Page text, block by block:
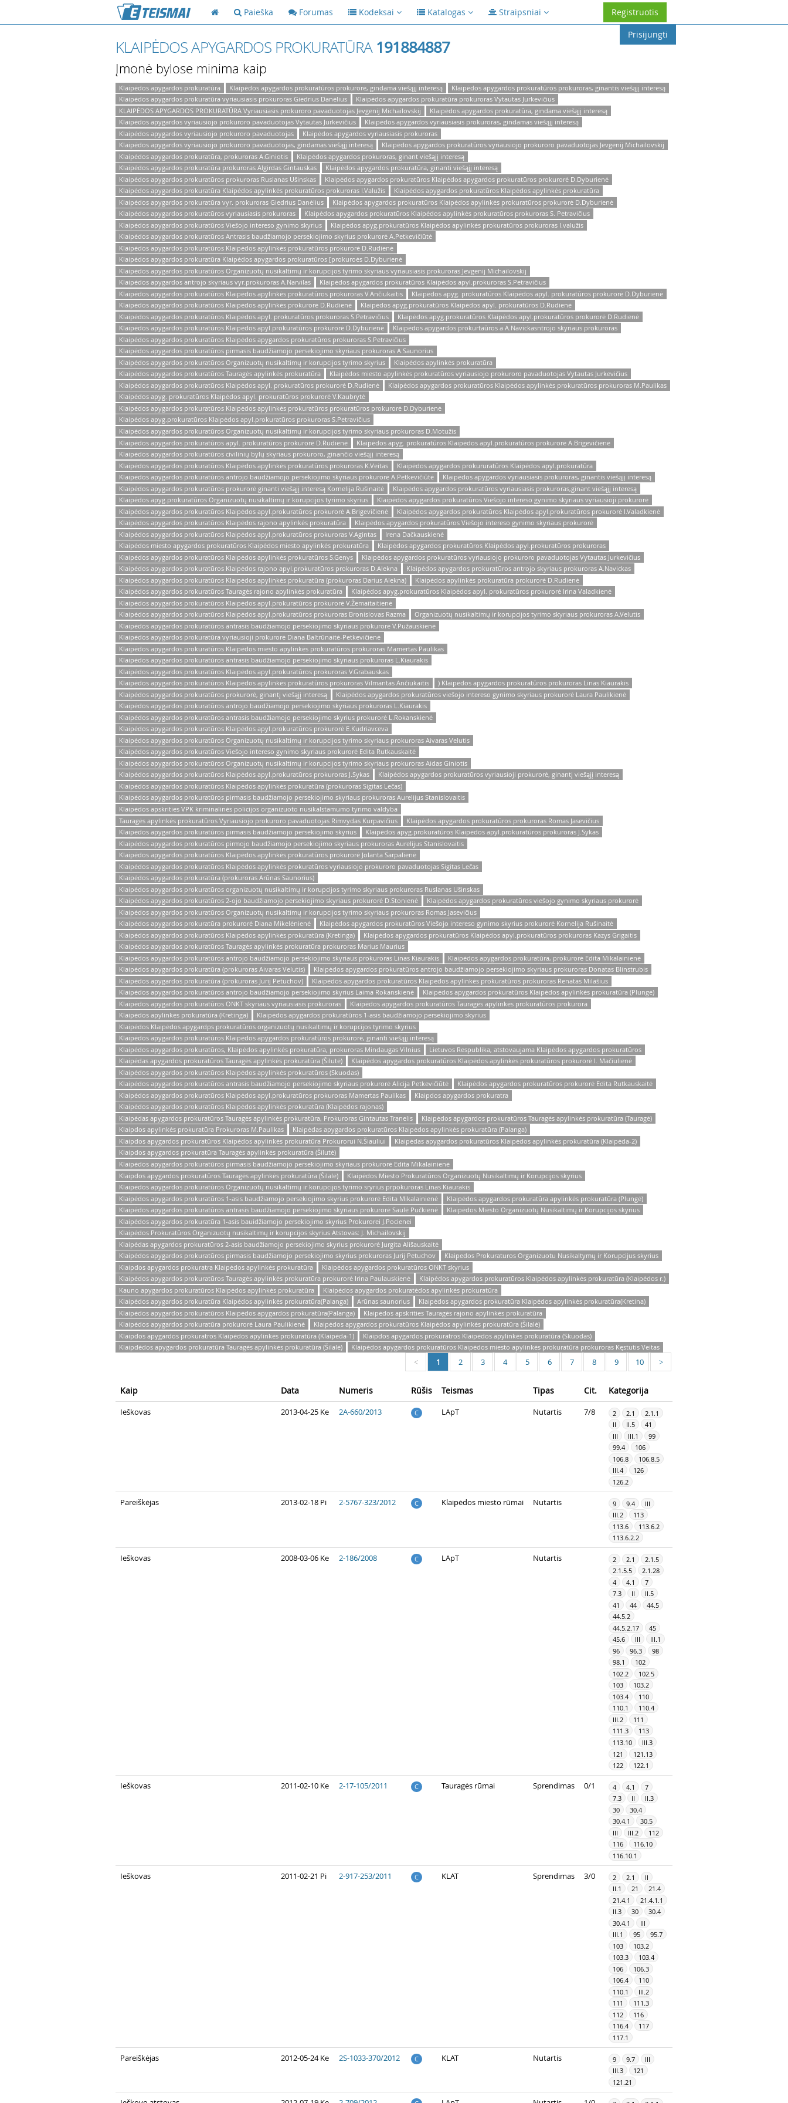
Paieška Forumas Kodeksai Katalogas Straipsniai
Registruotis
Prisijungti
KLAIPĖDOS APYGARDOS PROKURATŪRA 191884887
Įmonė bylose minima kaip
Klaipėdos apygardos prokuratūra Klaipėdos apygardos prokuratūros prokurorė, gindama viešąjį interesą
Klaipėdos apygardos prokuratūros prokuroras, ginantis viešąjį interesą
Klaipėdos apygardos prokuratūra vyriausiasis prokuroras Giedrius Danėlius
Klaipėdos apygardos prokuratūra prokuroras Vytautas Jurkevičius
KLAIPĖDOS APYGARDOS PROKURATŪRA Vyriausiasis prokuroro pavaduotojas Jevgenij Michailovskij
Klaipėdos apygardos prokuratūra, gindama viešąjį interesą
Klaipėdos apygardos vyriausiojo prokuroro pavaduotojas Vytautas Jurkevičius
Klaipėdos apygardos vyriausiasis prokuroras, gindamas viešąjį interesą
Klaipėdos apygardos vyriausiojo prokuroro pavaduotojas
Klaipėdos apygardos vyriausiasis prokuroras
Klaipėdos apygardos vyriausiojo prokuroro pavaduotojas, gindamas viešąjį interesą
Klaipėdos apygardos prokuratūros vyriausiojo prokuroro pavaduotojas Jevgenij Michailovskij
Klaipėdos apygardos prokuratūra, prokuroras A.Giniotis
Klaipėdos apygardos prokuroras, ginant viešąjį interesą
Klaipėdos apygardos prokuratūra prokuroras Algirdas Gintauskas
Klaipėdos apygardos prokuratūra, ginanti viešąjį interesą
Klaipėdos apygardos prokuratūros prokuroras Ruslanas Ušinskas
Klaipėdos apygardos prokuratūros Klaipėdos apygardos prokuratūros prokurorė D.Dyburienė
Klaipėdos apygardos prokuratūra Klaipėdos apylinkės prokuratūros prokuroras I.Valužis
Klaipėdos apygardos prokuratūros Klaipėdos apylinkės prokuratūra
Klaipėdos apygardos prokuratūra vyr. prokuroras Giedrius Danėlius
Klaipėdos apygardos prokuratūros Klaipėdos apylinkės prokuratūros prokurorė D.Dyburienė
Klaipėdos apygardos prokuratūros vyriausiasis prokuroras
Klaipėdos apygardos prokuratūros Klaipėdos apylinkės prokuratūros prokuroras S. Petravičius
Klaipėdos apygardos prokuratūros Viešojo intereso gynimo skyrius
Klaipėdos apyg.prokuratūros Klaipėdos apylinkės prokuratūros prokuroras I.valužis
Klaipėdos apygardos prokuratūros Antrasis baudžiamojo persekiojimo skyrius prokurorė A.Petkevičiūtė
Klaipėdos apygardos prokuratūros Klaipėdos apylinkės prokuratūros prokurorė D.Rudienė
Klaipėdos apygardos prokuratūra Klaipėdos apygardos prokuratūros [prokuroės D.Dyburienė
Klaipėdos apygardos prokuratūros Organizuotų nusikaltimų ir korupcijos tyrimo skyriaus vyriausiasis prokuroras Jevgenij Michailovskij
Klaipėdos apygardos antrojo skyriaus vyr.prokuroras A.Narvilas
Klaipėdos apygardos prokuratūros Klaipėdos apyl.prokuroras S.Petravičius
Klaipėdos apygardos prokuratūros Klaipėdos apylinkės prokuratūros prokuroras V.Ančiukaitis
Klaipėdos apyg. prokuratūros Klaipėdos apyl. prokuratūros prokurorė D.Dyburienė
Klaipėdos apygardos prokuratūros Klaipėdos apylinkės prokurorė D.Rudienė
Klaipėdos apyg.prokuratūros Klaipėdos apyl. prokuratūros D.Rudienė
Klaipėdos apygardos prokuratūros Klaipėdos apyl. prokuratūros prokuroras S.Petravičius
Klaipėdos apyg.prokuratūros Klaipėdos apyl.prokuratūros prokurorė D.Rudienė
Klaipėdos apygardos prokuratūros Klaipėdos apyl.prokuratūros prokurorė D.Dyburienė
Klaipėdos apygardos prokurtaūros a A.Navickasntrojo skyriaus prokuroras
Klaipėdos apygardos prokuratūros Klaipėdos apygardos prokuratūros prokuroras S.Petravičius
Klaipėdos apygardos prokuratūros pirmasis baudžiamojo persekiojimo skyriaus prokuroras A.Saunorius
Klaipėdos apygardos prokuratūros Organizuotų nusikaltimų ir korupcijos tyrimo skyrius
Klaipėdos apylinkės prokuratūra
Klaipėdos apygardos prokuratūros Tauragės apylinkės prokuratūra
Klaipėdos miesto apylinkės prokuratūros vyriausiojo prokuroro pavaduotojas Vytautas Jurkevičius
Klaipėdos apygardos prokuratūros Klaipėdos apyl. prokuratūros prokurorė D.Rudienė
Klaipėdos apygardos prokuratūros Klaipėdos apylinkės prokuratūros prokuroras M.Paulikas
Klaipėdos apyg. prokuratūros Klaipėdos apyl. prokuratūros prokurorė V.Kaubrytė
Klaipėdos apygardos prokuratūros Klaipėdos apylinkės prokuratūros prokuratūros prokurorė D.Dyburienė
Klaipėdos apyg.prokuratūros Klaipėdos apyl.prokuratūros prokuroras S.Petravičius
Klaipėdos apygardos prokuratūros Organizuotų nusikaltimų ir korupcijos tyrimo skyriaus prokuroras D.Motužis
Klaipėdos apygardos prokuratūros apyl. prokuratūros prokurorė D.Rudienė
Klaipėdos apyg. prokuratūros Klaipėdos apyl.prokuratūros prokurorė A.Brigevičienė
Klaipėdos apygardos prokuratūros civilinių bylų skyriaus prokuroro, ginančio viešąjį interesą
Klaipėdos apygardos prokuratūros Klaipėdos apylinkės prokuratūros prokuroras K.Veitas
Klaipėdos apygardos prokururatūros Klaipėdos apyl.prokuratūra
Klaipėdos apygardos prokuratūros antrojo baudžiamojo persekiojimo skyriaus prokurorė A.Petkevičiūtė
Klaipėdos apygardos vyriausiasis prokuroras, ginantis viešąjį interesą
Klaipėdos apygardos prokuratūros prokurorė ginanti viešąjį interesą Kornelija Rušinaitė
Klaipėdos apygardos prokuratūros vyriausiasis prokuroras,ginant viešąjį interesą
Klaipėdos apyg.prokuratūros Organizuotų nusikaltimų ir korupcijos tyrimo skyrius
Klaipėdos apygardos prokuratūros Viešojo intereso gynimo skyriaus vyriausioji prokurorė
Klaipėdos apygardos prokuratūros Klaipėdos apyl.prokuratūros prokurorė A.Brigevičienė
Klaipėdos apygardos prokuratūros Klaipėdos apyl.prokuratūros prokurorė I.Valadkienė
Klaipėdos apygardos prokuratūros Klaipėdos rajono apylinkės prokuratūra
Klaipėdos apygardos prokuratūros Viešojo intereso gynimo skyriaus prokurorė
Klaipėdos apygardos prokuratūros Klaipėdos apyl.prokuratūros prokuroras V.Agintas
Irena Dačkauskienė
Klaipėdos miesto apygardos prokuratūros Klaipėdos miesto apylinkės prokuratūra
Klaipėdos apygardos prokuratūros Klaipėdos apyl.prokuratūros prokuroras
Klaipėdos apygardos prokuratūros Klaipėdos apylinkės prokuratūros S.Genys
Klaipėdos apygardos prokuratūros vyriausiojo prokuroro pavaduotojas Vytautas Jurkevičius
Klaipėdos apygardos prokuratūros Klaipėdos rajono apyl.prokuratūros prokuroras D.Alekna
Klaipėdos apygardos prokuratūros antrojo skyriaus prokuroras A.Navickas
Klaipėdos apygardos prokuratūros Klaipėdos apylinkės prokuratūra (prokuroras Darius Alekna)
Klaipėdos apylinkės prokuratūra prokurorė D.Rudienė
Klaipėdos apygardos prokuratūros Tauragės rajono apylinkės prokuratūra
Klaipėdos apyg.prokuratūros Klaipėdos apyl. prokuratūros prokurorė Irina Valadkienė
Klaipėdos apygardos prokuratūros Klaipėdos apyl.prokuratūros prokurorė V.Žemaitaitienė
Klaipėdos apygardos prokuratūros Klaipėdos apyl.prokuratūros prokuroras Bronislovas Razma
Organizuotų nusikaltimų ir korupcijos tyrimo skyriaus prokuroras A.Velutis
Klaipėdos apygardos prokuratūros antrasis baudžiamojo persekiojimo skyriaus prokurorė V.Pužauskienė
Klaipėdos apygardos prokuratūra vyriausioji prokurorė Diana Baltrūnaitė-Petkevičienė
Klaipėdos apygardos prokuratūros Klaipėdos miesto apylinkės prokuratūros prokuroras Mamertas Paulikas
Klaipėdos apygardos prokuratūros antrasis baudžiamojo persekiojimo skyriaus prokuroras L.Kiaurakis
Klaipėdos apygardos prokuratūros Klaipėdos apyl.prokuratūros prokuroras V.Grabauskas
Klaipėdos apygardos prokuratūros Klaipėdos apylinkės prokuratūros prokuroras Vilmantas Ančiukaitis
) Klaipėdos apygardos prokuratūros prokuroras Linas Kiaurakis
Klaipėdos apygardos prokuratūros prokurorė, ginantį viešąjį interesą
Klaipėdos apygardos prokuratūros viešojo intereso gynimo skyriaus prokurorė Laura Paulikienė
Klaipėdos apygardos prokuratūros antrojo baudžiamojo persekiojimo skyriaus prokuroras L.Kiaurakis
Klaipėdos apygardos prokuratūros antrasis baudžiamojo persekiojimo skyrius prokurorė L.Rokanskienė
Klaipėdos apygardos prokuratūros Klaipėdos apyl.prokuratūros prokurorė E.Kudriavceva
Klaipėdos apygardos prokuratūros Organizuotų nusikaltimų ir korupcijos tyrimo skyriaus prokuroras Aivaras Velutis
Klaipėdos apygardos prokuratūros Viešojo intereso gynimo skyriaus prokurorė Edita Rutkauskaitė
Klaipėdos apygardos prokuratūros Organizuotų nusikaltimų ir korupcijos tyrimo skyriaus prokuroras Aidas Giniotis
Klaipėdos apygardos prokuratūros Klaipėdos apyl.prokuratūros prokuroras J.Sykas
Klaipėdos apygardos prokuratūros vyriausioji prokurorė, ginantį viešąjį interesą
Klaipėdos apygardos prokuratūros Klaipėdos apylinkės prokuratūra (prokuroras Sigitas Lečas)
Klaipėdos apygardos prokuratūros pirmasis baudžiamojo persekiojimo skyriaus prokuroras Aurelijus Stanislovaitis
Klaipėdos apskrities VPK kriminalinės policijos organizuoto nusikalstamumo tyrimo valdyba
Tauragės apylinkės prokuratūros Vyriausiojo prokuroro pavaduotojas Rimvydas Kurpavičius
Klaipėdos apygardos prokuratūros prokuroras Romas Jasevičius
Klaipėdos apygardos prokuratūros pirmasis baudžiamojo persekiojimo skyrius
Klaipėdos apyg.prokuratūros Klaipėdos apyl.prokuratūros prokuroras J.Sykas
Klaipėdos apygardos prokuratūros pirmojo baudžiamojo persekiojimo skyriaus prokuroras Aurelijus Stanislovaitis
Klaipėdos apygardos prokuratūros Klaipėdos apylinkės prokuratūros prokurorė Jolanta Sarpalienė
Klaipėdos apygardos prokuratūros Klaipėdos apylinkės prokuratūros vyriausiojo prokuroro pavaduotojas Sigitas Lečas
Klaipėdos apygardos prokuratūra (prokuroras Arūnas Saunorius)
Klaipėdos apygardos prokuratūros organizuotų nusikaltimų ir korupcijos tyrimo skyriaus prokuroras Ruslanas Ušinskas
Klaipėdos apygardos prokuratūros 2-ojo baudžiamojo persekiojimo skyriaus prokurorė D.Stonienė
Klaipėdos apygardos prokuratūros viešojo gynimo skyriaus prokurorė
Klaipėdos apygardos prokuratūros Organizuotų nusikaltimų ir korupcijos tyrimo skyriaus prokuroras Romas Jasevičius
Klaipėdos apygardos prokuratūra prokurorė Diana Mikelėnienė
Klaipėdos apygardos prokuratūros Viešojo intereso gynimo skyrius prokurorė Kornelija Rušinaitė
Klaipėdos apygardos prokuratūros Klaipėdos apylinkės prokuratūra (Kretinga)
Klaipėdos apygardos prokuratūros Klaipėdos apyl.prokuratūros prokuroras Kazys Grigaitis
Klaipėdos apygardos prokuratūros Tauragės apylinkės prokuratūra prokuroras Marius Maurius
Klaipėdos apygardos prokuratūros antrojo baudžiamojo persekiojimo skyriaus prokuroras Linas Kiaurakis
Klaipėdos apygardos prokuratūra, prokurorė Edita Mikalainienė
Klaipėdos apygardos prokuratūra (prokuroras Aivaras Velutis)
Klaipėdos apygardos prokuratūros antrojo baudžiamojo persekiojimo skyriaus prokuroras Donatas Blinstrubis
Klaipėdos apygardos prokuratūra (prokuroras Jurij Petuchov)
Klaipėdos apygardos prokuratūros Klaipėdos apylinkės prokuratūros prokuroras Renatas Milašius
Klaipėdos apygardos prokuratūros antrojo baudžiamojo persekiojimo skyrius Laima Rokanskienė
Klaipėdos apygardos prokuratūros Klaipėdos apylinkės prokuratūra (Plungė)
Klaipėdos apygardos prokuratūros ONKT skyriaus vyriausiasis prokuroras
Klaipėdos apygardos prokuratūros Tauragės apylinkės prokuratūros prokurora
Klaipėdos apylinkės prokuratūra (Kretinga)
Klaipėdos apygardos prokuratūros 1-asis baudžiamojo persekiojimo skyrius
Klaipėdos Klaipėdos apygardps prokuratūros organizuotų nusikaltimų ir korupcijos tyrimo skyrius
Klaipėdos apygardos prokuratūros Klaipėdos apygardos prokuratūros prokurorė, ginanti viešąjį interesą
Klaipėdos apygardos prokuratūros, Klaipėdos apylinkės prokuratūra, prokuroras Mindaugas Vilnius
Lietuvos Respublika, atstovaujama Klaipėdos apygardos prokuratūros
Klaipėdas apygardos prokuratūros Tauragės apylinkės prokuratūra (Šilutė)
Klaipėdos apygardos prokuratūros Klaipėdos apylinkės prokuratūros prokurorė I. Mačiulienė
Klaipėdos apygardos prokuratūros Klaipėdos apylinkės prokuratūros (Skuodas)
Klaipėdos apygardos prokuratūros antrasis baudžiamojo persekiojimo skyriaus prokurorė Alicija Petkevičiūtė
Klaipėdos apygardos prokuratūros prokurorė Edita Rutkauskaitė
Klaipėdos apygardos prokuratūros Klaipėdos apyl.prokuratūros prokuroras Mamertas Paulikas
Klaipdos apygardos prokuratra
Klaipėdos apygardos prokuratūros Klaipėdos apylinkės prokuratūra (Klaipėdos rajonas)
Klaipėdas apygardos prokuratūros Tauragės apylinkės prokuratūra, Prokuroras Gintautas Tranelis
Klaipėdos apygardos prokuratūros Tauragės apylinkės prokuratūra (Tauragė)
Klaipdos apylinkės prokuratūra Prokuroras M.Paulikas
Klaipėdas apygardos prokuratūros Klaipėdos apylinkės prokuratūra (Palanga)
Klaipdos apygardos prokuratūros Klaipėdos apylinkės prokuratūra Prokurorui N.Šiauliui
Klaipėdas apygardos prokuratūros Klaipėdos apylinkės prokuratūra (Klaipėda-2)
Klaipdos apygardos prokuratūra Tauragės apylinkės prokuratūra (Šilutė)
Klaipėdos apygardos prokuratūros pirmasis baudžiamojo persekiojimo skyriaus prokurorė Edita Mikalainienė
Klaipdos apygardos prokuratūros Tauragės apylinkės prokuratūra (Šilalė)
Klaipėdos Miesto Prokuratūros Organizuotų Nusikaltimų ir Korupcijos skyrius
Klaipėdos apygardos prokuratūros Organizuotų nusikaltimų ir korupcijos tyrimo sryrius prpokuroras Linas Kiaurakis
Klaipėdos apygardos prokuratūros 1-asis baudžiamojo persekiojimo skyrius prokurorė Edita Mikalainienė
Klaipėdos apygardos prokuratūra apylinkės prokuratūra (Plungė)
Klaipėdos apygardos prokuratūros antrasis baudžiamojo persekiojimo skyriaus prokurorė Saulė Pučkienė
Klaipėdos Miesto Organizuotų Nusikaltimų ir Korupcijos skyrius
Klaipėdos apygardos prokuratūra 1-asis bauidžiamojo persekiojimo skyrius Prokurorei J.Pocienei
Klaipėdos Prokuratūros Organizuotų nusikaltimų ir korupcijos skyrius Atstovas: J. Michailovskij
Klaipėdas apygardos prokuratūros 2-asis baudžiamojo persekiojimo skyrius prokurorė Jurgita Ališauskaitė
Klaipėdos apygardos prokuratūros pirmasis baudžiamojo persekiojimo skyrius prokuroras Jurij Petuchov
Klaipedos Prokuraturos Organizuotu Nusikaltymų ir Korupcijus skyrius
Klaipdos apygardos prokuratra Klaipėdos apylinkės prokuratūra
Klaipėdos apygardos prokuratūros ONKT skyrius
Klaipėdos apygardos prokuratūros Tauragės apylinkės prokuratūra prokurorė Irina Paulauskienė
Klaipėdos apygardos prokuratūros Klaipėdos apylinkės prokuratūra (Klaipėdos r.)
Kauno apygardos prokuratūros Klaipėdos apylinkės prokuratūra
Klaipėdos apygardos prokuratėdos apylinkės prokuratūra
Klaipėdos apygardos prokuratūra Klaipėdos apylinkės prokuratūra(Palanga)
Arūnas saunorius
Klaipėdos apygardos prokuratūra Klaipėdos apylinkės prokuratūra(Kretina)
Klaipėdos apygardos prokuratūros Klaipėdos apygardos prokuratūra(Palanga)
Klaipėdos apskrities Tauragės rajono apylinkės prokuratūra
Klaipėdos apygardos prokuratūra prokurorė Laura Paulikienė
Klaipėdos apygardos prokuratūros Klaipėdos apylinkės prokuratūra (Šilalė)
Klaipdos apygardos prokuratros Klaipėdos apylinkės prokuratūra (Klaipėda-1)
Klaipdos apygardos prokuratros Klaipėdos apylinkės prokuratūra (Skuodas)
Klaipdėdos apygardos prokuratūra Tauragės apylinkės prokuratūra (Šilalė)
Klaipėdos apygardos prokuratūros Klaipėdos miesto apylinkės prokuratūra prokuroras Kęstutis Veitas
< 1 2 3 4 5 6 7 8 9 10 >
Kaip Data Numeris Rūšis Teismas Tipas Cit. Kategorija
Ieškovas 2013-04-25 Ke 2A-660/2013 C LApT Nutartis 7/8 2 2.1
2.1.1
II
II.5
41
III
III.1
99
99.4
106
106.8
106.8.5
III.4
126
126.2
Pareiškėjas 2013-02-18 Pi 2-5767-323/2012 C Klaipėdos miesto rūmai Nutartis 9 9.4
III
III.2
113
113.6
113.6.2
113.6.2.2
Ieškovas 2008-03-06 Ke 2-186/2008 C LApT Nutartis 2 2.1
2.1.5
2.1.5.5
2.1.28
4
4.1
7
7.3
II
II.5
41
44
44.5
44.5.2
44.5.2.17
45
45.6
III
III.1
96
96.3
98
98.1
102
102.2
102.5
103
103.2
103.4
110
110.1
110.4
III.2
111
111.3
113
113.10
III.3
121
121.13
122
122.1
Ieškovas 2011-02-10 Ke 2-17-105/2011 C Tauragės rūmai Sprendimas 0/1 4 4.1
7
7.3
II
II.3
30
30.4
30.4.1
30.5
III
III.2
112
116
116.10
116.10.1
Ieškovas 2011-02-21 Pi 2-917-253/2011 C KLAT Sprendimas 3/0 2 2.1
II
II.1
21
21.4
21.4.1
21.4.1.1
II.3
30
30.4
30.4.1
III
III.1
95
95.7
103
103.2
103.3
103.4
106
106.3
106.4
110
110.1
III.2
111
111.3
112
116
116.4
117
117.1
Pareiškėjas 2012-05-24 Ke 2S-1033-370/2012 C KLAT Nutartis 9 9.7
III
III.3
121
121.21